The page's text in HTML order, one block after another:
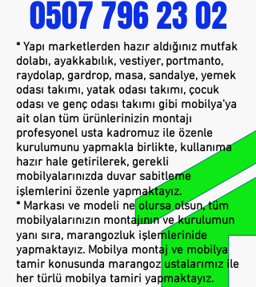
0507 796 23 02
* Yapı marketlerden hazır aldığınız mutfak
dolabı, ayakkabılık, vestiyer, portmanto,
raydolap, gardrop, masa, sandalye, yemek
odası takımı, yatak odası takımı, çocuk
odası ve genç odası takımı gibi mobilya'ya
ait olan tüm ürünlerinizin montajı
profesyonel usta kadromuz ile özenle
kurulumunu yapmakla birlikte, kullanıma
hazır hale getirilerek, gerekli
mobilyalarınızda duvar sabitleme
işlemlerini özenle yapmaktayız.
* Markası ve modeli ne olursa olsun, tüm
mobilyalarınızın montajının ve kurulumun
yanı sıra, marangozluk işlemlerinide
yapmaktayız. Mobilya montaj ve mobilya
tamir konusunda marangoz ustalarımız ile
her türlü mobilya tamiri yapmaktayız.